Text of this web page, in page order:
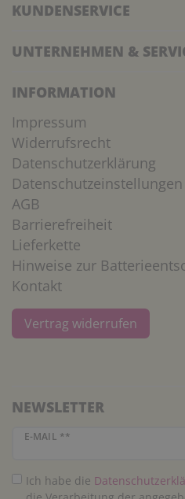
KUNDENSERVICE
UNTERNEHMEN &
INFORMATION
Impressum
Widerrufsrecht
Datenschutzerklärung
Datenschutzeinstellungen
AGB
Barrierefreiheit
Lieferkette
Hinweise zur
Kontakt
Vertrag widerrufen
NEWSLETTER
E-MAIL **
Newsletter Honig
Ich habe die